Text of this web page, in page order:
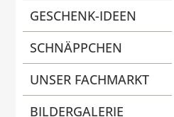
GESCHENK-IDEEN
SCHNÄPPCHEN
UNSER FACHMARKT
BILDERGALERIE